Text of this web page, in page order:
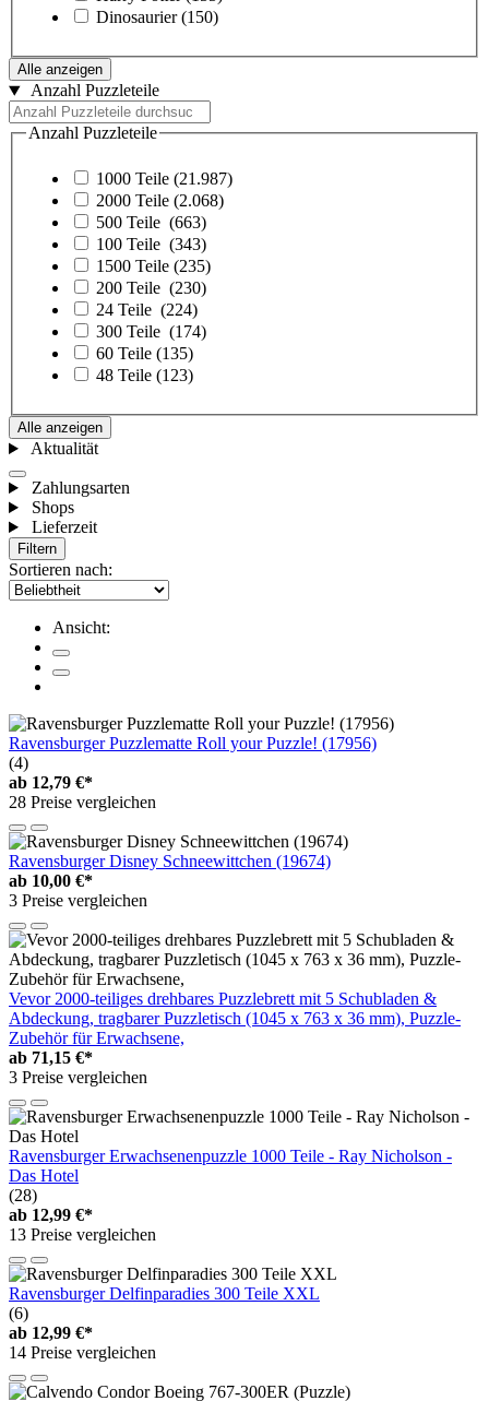
Dinosaurier (150)
Alle anzeigen
Anzahl Puzzleteile
Anzahl Puzzleteile
1000 Teile (21.987)
2000 Teile (2.068)
500 Teile (663)
100 Teile (343)
1500 Teile (235)
200 Teile (230)
24 Teile (224)
300 Teile (174)
60 Teile (135)
48 Teile (123)
Alle anzeigen
Aktualität
Zahlungsarten
Shops
Lieferzeit
Filtern
Sortieren nach:
Ansicht:
Ravensburger Puzzlematte Roll your Puzzle! (17956)
(4)
ab 12,79 €*
28 Preise vergleichen
Ravensburger Disney Schneewittchen (19674)
ab 10,00 €*
3 Preise vergleichen
Vevor 2000-teiliges drehbares Puzzlebrett mit 5 Schubladen &
Abdeckung, tragbarer Puzzletisch (1045 x 763 x 36 mm), Puzzle-
Zubehör für Erwachsene,
ab 71,15 €*
3 Preise vergleichen
Ravensburger Erwachsenenpuzzle 1000 Teile - Ray Nicholson -
Das Hotel
(28)
ab 12,99 €*
13 Preise vergleichen
Ravensburger Delfinparadies 300 Teile XXL
(6)
ab 12,99 €*
14 Preise vergleichen